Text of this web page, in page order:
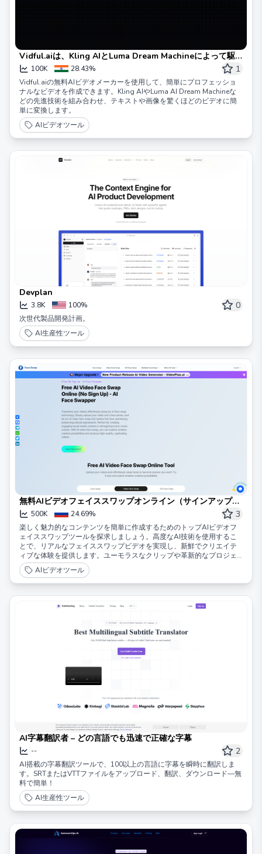
Vidful.aiは、Kling AIとLuma Dream Machineによって駆
動される無料のAIビデオジェネレーターです。
100K 28.43% 1
Vidful.aiの無料AIビデオメーカーを使用して、簡単にプロフェッショ
ナルなビデオを作成できます。Kling AIやLuma AI Dream Machineな
どの先進技術を組み合わせ、テキストや画像を驚くほどのビデオに簡
単に変換します。
AIビデオツール
Devplan
3.8K 100% 0
次世代製品開発計画。
AI生産性ツール
無料AIビデオフェイススワップオンライン（サインアップ不
要） - AIフェイススワッパー
500K 24.69% 3
楽しく魅力的なコンテンツを簡単に作成するためのトップAIビデオフ
ェイススワップツールを探求しましょう。高度なAI技術を使用するこ
とで、リアルなフェイススワップビデオを実現し、新鮮でクリエイテ
ィブな体験を提供します。ユーモラスなクリップや革新的なプロジェ
クトのために、このツールを使えば、顔を簡単に入れ替え、視聴者の
注意を引くことができます。あなたの創造性を解き放ち、今日から印
象的なビデオを制作し始めましょう！
AIビデオツール
AI字幕翻訳者 – どの言語でも迅速で正確な字幕
-- 2
AI搭載の字幕翻訳ツールで、100以上の言語に字幕を瞬時に翻訳しま
す。SRTまたはVTTファイルをアップロード、翻訳、ダウンロード—無
料で簡単！
AI生産性ツール